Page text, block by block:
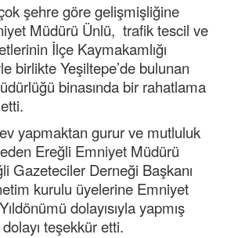
şehre göre gelişmişliğine
Müdürü Ünlü, trafik tescil ve
İlçe Kaymakamlığı
birlikte Yeşiltepe’de bulunan
binasında bir rahatlama
yapmaktan gurur ve mutluluk
Ereğli Emniyet Müdürü
Gazeteciler Derneği Başkanı
kurulu üyelerine Emniyet
dolayısıyla yapmış
teşekkür etti.